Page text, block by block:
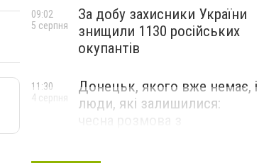
За добу захисники України
знищили 1130 російських
окупантів
09:02
5 серпня
Донецьк, якого вже немає, і
люди, які залишилися:
11:30
4 серпня